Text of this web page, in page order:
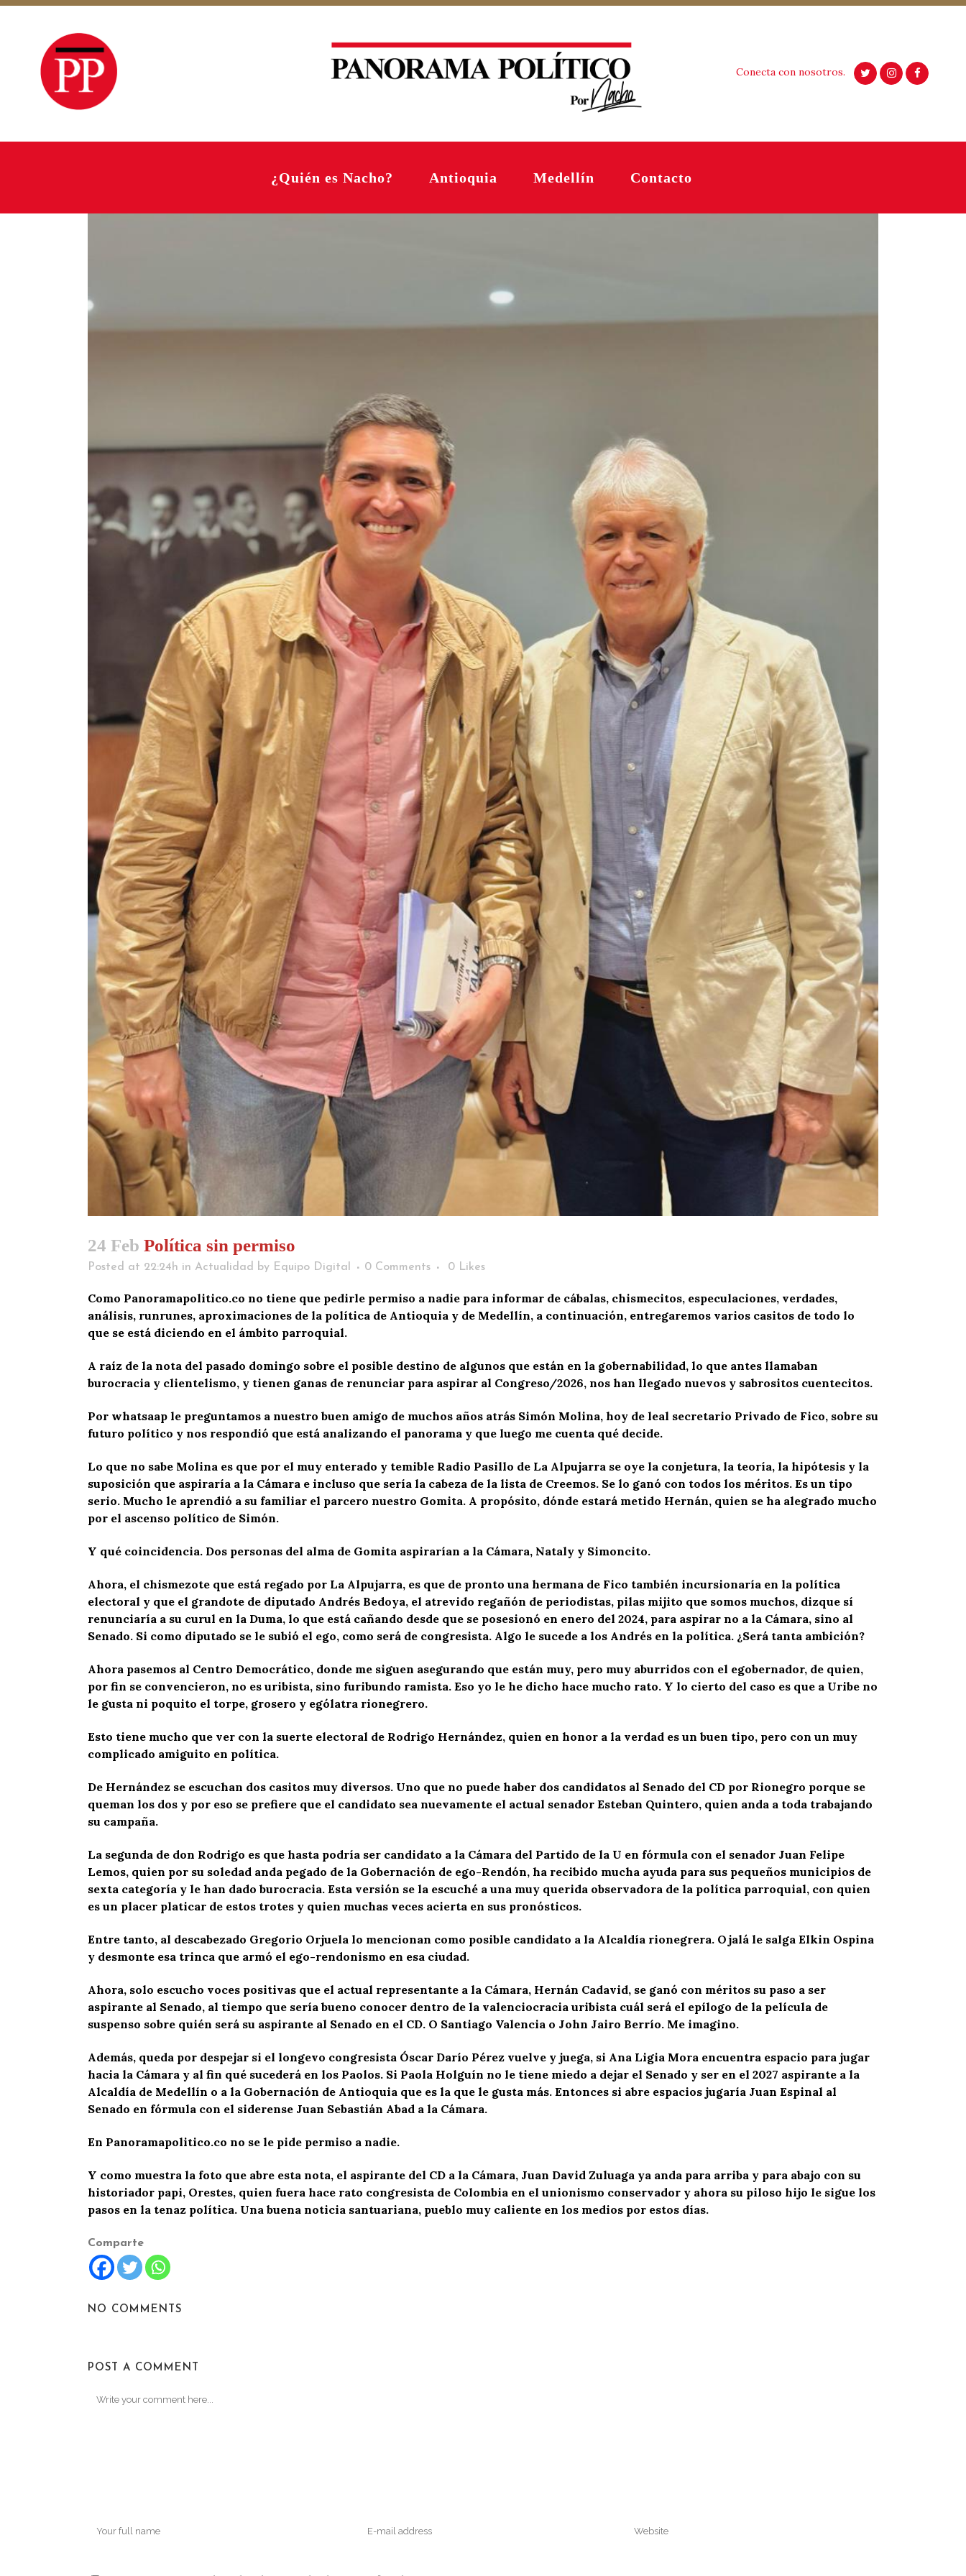
Conecta con nosotros.
¿Quién es Nacho? Antioquia Medellín Contacto
24 Feb Política sin permiso
Posted at 22:24h in Actualidad by Equipo Digital 0 Comments 0 Likes
Como Panoramapolitico.co no tiene que pedirle permiso a nadie para informar de cábalas, chismecitos, especulaciones, verdades,
análisis, runrunes, aproximaciones de la política de Antioquia y de Medellín, a continuación, entregaremos varios casitos de todo lo
que se está diciendo en el ámbito parroquial.
A raíz de la nota del pasado domingo sobre el posible destino de algunos que están en la gobernabilidad, lo que antes llamaban
burocracia y clientelismo, y tienen ganas de renunciar para aspirar al Congreso/2026, nos han llegado nuevos y sabrositos cuentecitos.
Por whatsaap le preguntamos a nuestro buen amigo de muchos años atrás Simón Molina, hoy de leal secretario Privado de Fico, sobre su
futuro político y nos respondió que está analizando el panorama y que luego me cuenta qué decide.
Lo que no sabe Molina es que por el muy enterado y temible Radio Pasillo de La Alpujarra se oye la conjetura, la teoría, la hipótesis y la
suposición que aspiraría a la Cámara e incluso que sería la cabeza de la lista de Creemos. Se lo ganó con todos los méritos. Es un tipo
serio. Mucho le aprendió a su familiar el parcero nuestro Gomita. A propósito, dónde estará metido Hernán, quien se ha alegrado mucho
por el ascenso político de Simón.
Y qué coincidencia. Dos personas del alma de Gomita aspirarían a la Cámara, Nataly y Simoncito.
Ahora, el chismezote que está regado por La Alpujarra, es que de pronto una hermana de Fico también incursionaría en la política
electoral y que el grandote de diputado Andrés Bedoya, el atrevido regañón de periodistas, pilas mijito que somos muchos, dizque sí
renunciaría a su curul en la Duma, lo que está cañando desde que se posesionó en enero del 2024, para aspirar no a la Cámara, sino al
Senado. Si como diputado se le subió el ego, como será de congresista. Algo le sucede a los Andrés en la política. ¿Será tanta ambición?
Ahora pasemos al Centro Democrático, donde me siguen asegurando que están muy, pero muy aburridos con el egobernador, de quien,
por fin se convencieron, no es uribista, sino furibundo ramista. Eso yo le he dicho hace mucho rato. Y lo cierto del caso es que a Uribe no
le gusta ni poquito el torpe, grosero y ególatra rionegrero.
Esto tiene mucho que ver con la suerte electoral de Rodrigo Hernández, quien en honor a la verdad es un buen tipo, pero con un muy
complicado amiguito en política.
De Hernández se escuchan dos casitos muy diversos. Uno que no puede haber dos candidatos al Senado del CD por Rionegro porque se
queman los dos y por eso se prefiere que el candidato sea nuevamente el actual senador Esteban Quintero, quien anda a toda trabajando
su campaña.
La segunda de don Rodrigo es que hasta podría ser candidato a la Cámara del Partido de la U en fórmula con el senador Juan Felipe
Lemos, quien por su soledad anda pegado de la Gobernación de ego-Rendón, ha recibido mucha ayuda para sus pequeños municipios de
sexta categoría y le han dado burocracia. Esta versión se la escuché a una muy querida observadora de la política parroquial, con quien
es un placer platicar de estos trotes y quien muchas veces acierta en sus pronósticos.
Entre tanto, al descabezado Gregorio Orjuela lo mencionan como posible candidato a la Alcaldía rionegrera. Ojalá le salga Elkin Ospina
y desmonte esa trinca que armó el ego-rendonismo en esa ciudad.
Ahora, solo escucho voces positivas que el actual representante a la Cámara, Hernán Cadavid, se ganó con méritos su paso a ser
aspirante al Senado, al tiempo que sería bueno conocer dentro de la valenciocracia uribista cuál será el epílogo de la película de
suspenso sobre quién será su aspirante al Senado en el CD. O Santiago Valencia o John Jairo Berrío. Me imagino.
Además, queda por despejar si el longevo congresista Óscar Darío Pérez vuelve y juega, si Ana Ligia Mora encuentra espacio para jugar
hacia la Cámara y al fin qué sucederá en los Paolos. Si Paola Holguín no le tiene miedo a dejar el Senado y ser en el 2027 aspirante a la
Alcaldía de Medellín o a la Gobernación de Antioquia que es la que le gusta más. Entonces si abre espacios jugaría Juan Espinal al
Senado en fórmula con el siderense Juan Sebastián Abad a la Cámara.
En Panoramapolitico.co no se le pide permiso a nadie.
Y como muestra la foto que abre esta nota, el aspirante del CD a la Cámara, Juan David Zuluaga ya anda para arriba y para abajo con su
historiador papi, Orestes, quien fuera hace rato congresista de Colombia en el unionismo conservador y ahora su piloso hijo le sigue los
pasos en la tenaz política. Una buena noticia santuariana, pueblo muy caliente en los medios por estos días.
Comparte
NO COMMENTS
POST A COMMENT